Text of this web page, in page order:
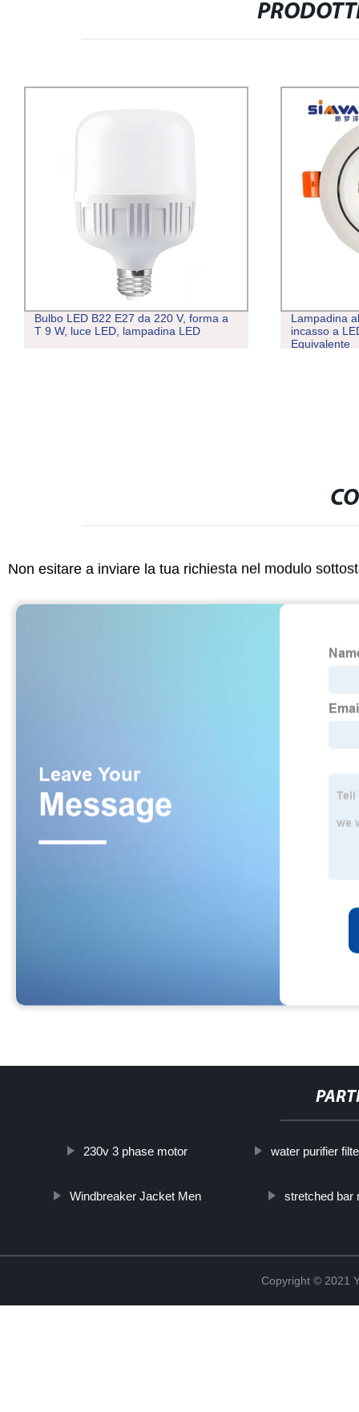
Bulbo LED B22 E27 da 220 V, forma a
T 9 W, luce LED, lampadina LED
Lampadina
incasso a
Equivalente
Non esitare a inviare la tua richiesta nel modulo
230v 3 phase motor water purifier
Windbreaker Jacket Men stretched bar
Copyright © 2021